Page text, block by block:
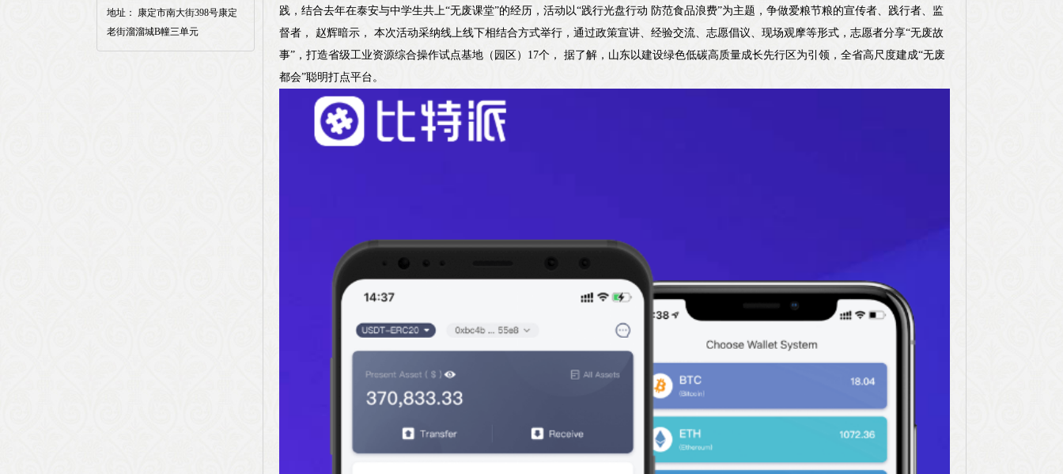
地址： 康定市南大街398号康定
老街溜溜城B幢三单元
践，结合去年在泰安与中学生共上“无废课堂”的经历，活动以“践行光盘行动 防范食品浪费”为主题，争做爱粮节粮的宣传者、践行者、监
督者， 赵辉暗示， 本次活动采纳线上线下相结合方式举行，通过政策宣讲、经验交流、志愿倡议、现场观摩等形式，志愿者分享“无废故
事”，打造省级工业资源综合操作试点基地（园区）17个， 据了解，山东以建设绿色低碳高质量成长先行区为引领，全省高尺度建成“无废
都会”聪明打点平台。